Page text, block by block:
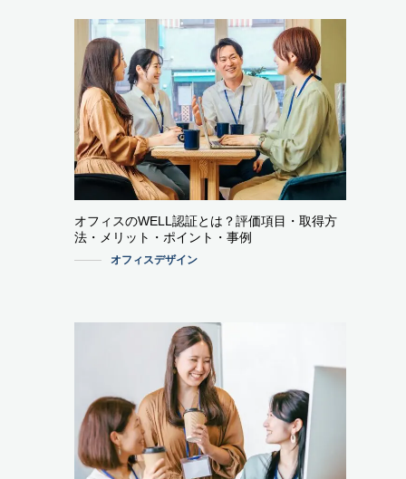
オフィスのWELL認証とは？評価項目・取得方
法・メリット・ポイント・事例
オフィスデザイン